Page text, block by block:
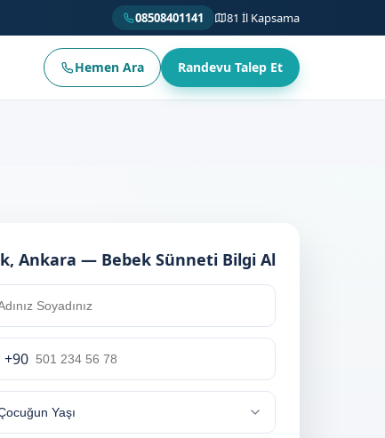
08508401141 81 İl Kapsama
Hemen Ara Randevu Talep Et
Ankara — Bebek Sünneti Bilgi Al
+90